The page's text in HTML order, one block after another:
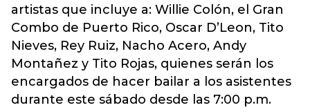
artistas que incluye a: Willie Colón, el Gran
Combo de Puerto Rico, Oscar D’Leon, Tito
Nieves, Rey Ruiz, Nacho Acero, Andy
Montañez y Tito Rojas, quienes serán los
encargados de hacer bailar a los asistentes
durante este sábado desde las 7:00 p.m.